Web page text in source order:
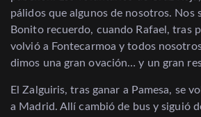
pálidos que algunos de nosotros. Nos
Bonito recuerdo, cuando Rafael, tras
volvió a Fontecarmoa y todos
dimos una gran ovación… y un gran
El Zalguiris, tras ganar a Pamesa, se
a Madrid. Allí cambió de bus y siguió